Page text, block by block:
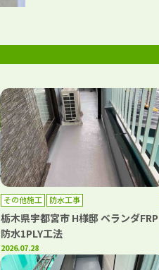
その他施工 防水工事
栃木県宇都宮市 H様邸 ベランダFRP
防水1PLY工法
2026.07.28